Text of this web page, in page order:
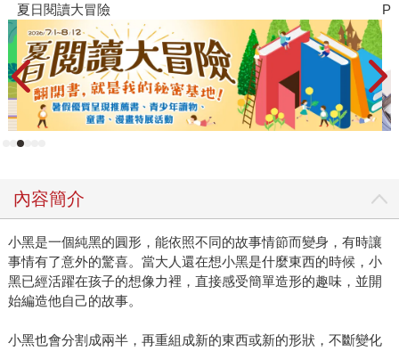
PUGO噗果聰明書包開學季預購優惠
內容簡介
小黑是一個純黑的圓形，能依照不同的故事情節而變身，有時讓
事情有了意外的驚喜。當大人還在想小黑是什麼東西的時候，小
黑已經活躍在孩子的想像力裡，直接感受簡單造形的趣味，並開
始編造他自己的故事。
小黑也會分割成兩半，再重組成新的東西或新的形狀，不斷變化